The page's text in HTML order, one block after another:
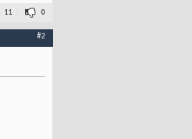
11 0
#2